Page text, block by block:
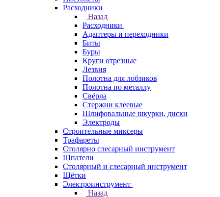
Расходники
Назад
Расходники
Адаптеры и переходники
Биты
Буры
Круги отрезные
Лезвия
Полотна для лобзиков
Полотна по металлу
Свёрла
Стержни клеевые
Шлифовальные шкурки, диски
Электроды
Строительные миксеры
Трафареты
Столярно слесарный инструмент
Шпатели
Столярный и слесарный инструмент
Щётки
Электроинструмент
Назад